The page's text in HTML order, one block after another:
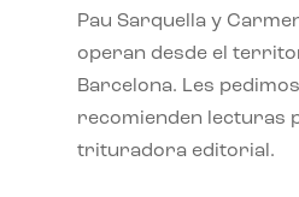
Pau Sarquella y
operan desde el
Barcelona. Les
recomienden lecturas
trituradora editorial.